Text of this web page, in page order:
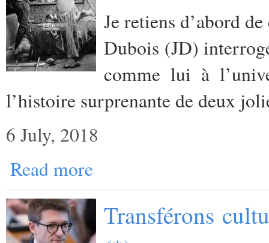
Je retiens d’abord
Dubois (JD)
comme lui à
l’histoire surprenante de deux
6 July, 2018
Read more
Transférons